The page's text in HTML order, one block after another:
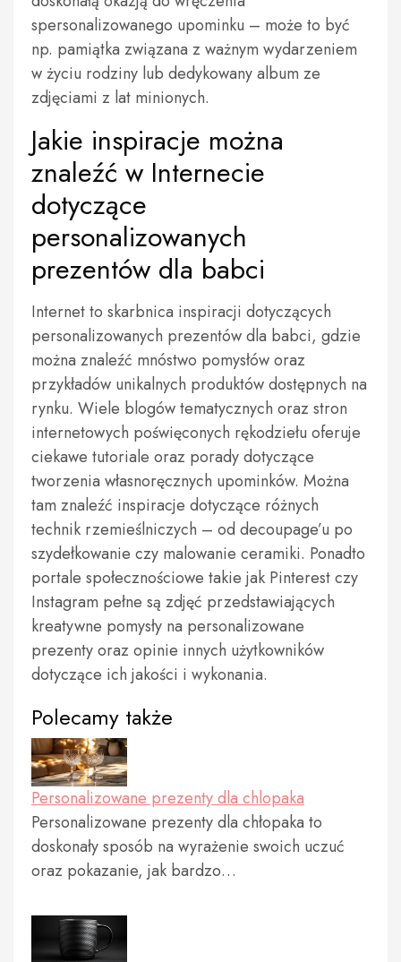
spersonalizowanego upominku – może to być
np. pamiątka związana z ważnym wydarzeniem
w życiu rodziny lub dedykowany album ze
zdjęciami z lat minionych.
Jakie inspiracje można
znaleźć w Internecie
dotyczące
personalizowanych
prezentów dla babci
Internet to skarbnica inspiracji dotyczących
personalizowanych prezentów dla babci, gdzie
można znaleźć mnóstwo pomysłów oraz
przykładów unikalnych produktów dostępnych na
rynku. Wiele blogów tematycznych oraz stron
internetowych poświęconych rękodziełu oferuje
ciekawe tutoriale oraz porady dotyczące
tworzenia własnoręcznych upominków. Można
tam znaleźć inspiracje dotyczące różnych
technik rzemieślniczych – od decoupage’u po
szydełkowanie czy malowanie ceramiki. Ponadto
portale społecznościowe takie jak Pinterest czy
Instagram pełne są zdjęć przedstawiających
kreatywne pomysły na personalizowane
prezenty oraz opinie innych użytkowników
dotyczące ich jakości i wykonania.
Polecamy także
Personalizowane prezenty dla chlopaka
Personalizowane prezenty dla chłopaka to
doskonały sposób na wyrażenie swoich uczuć
oraz pokazanie, jak bardzo…